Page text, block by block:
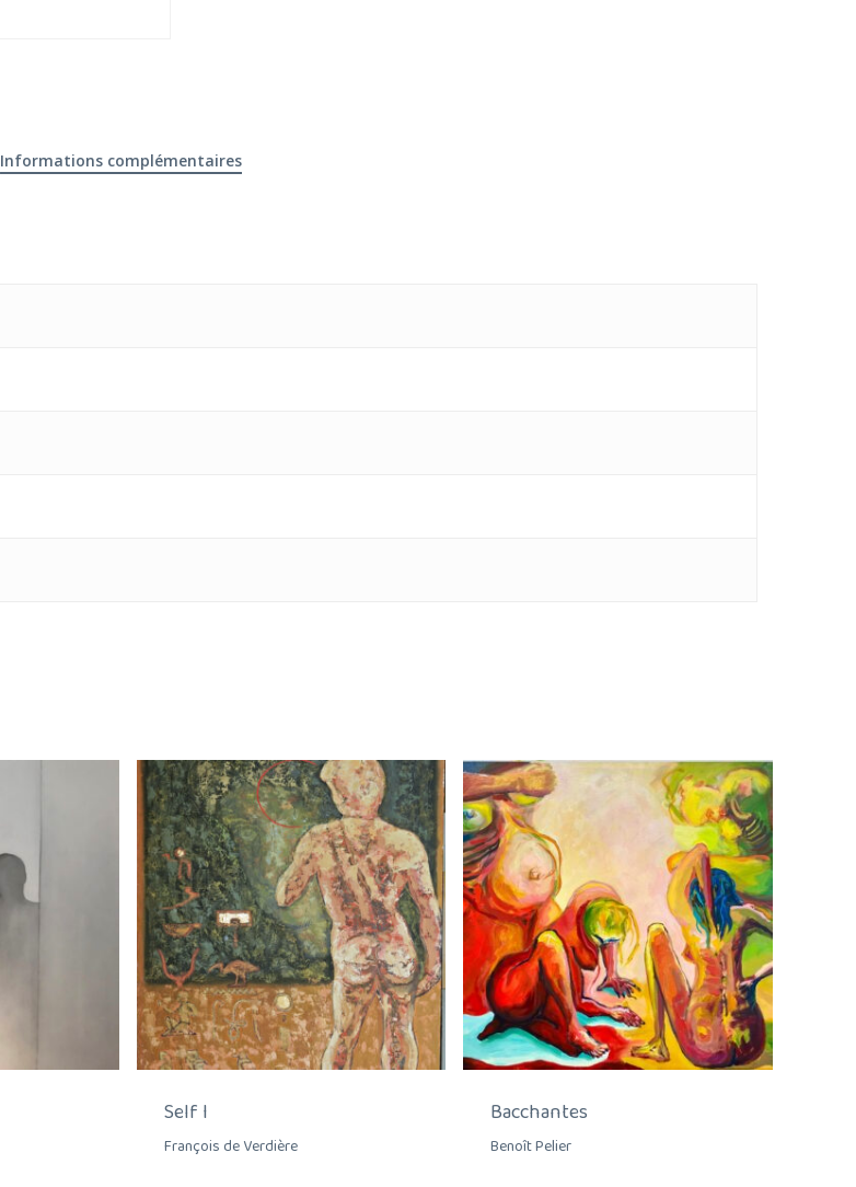
Informations complémentaires
Self I
François de Verdière
Bacchantes
Benoît Pelier